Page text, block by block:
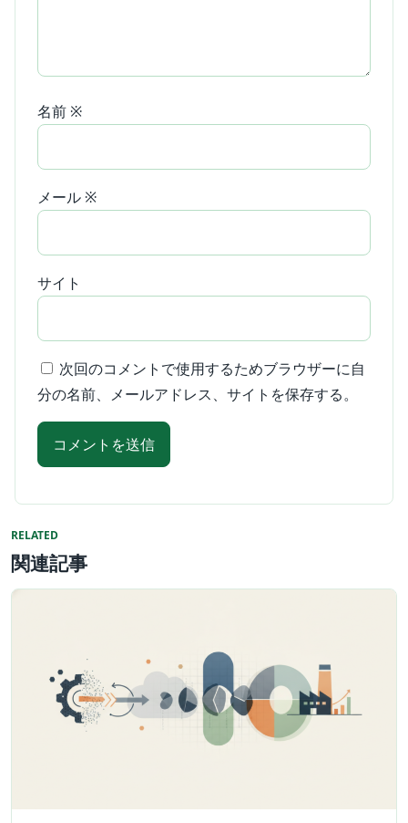
名前 ※
メール ※
サイト
次回のコメントで使用するためブラウザーに自
分の名前、メールアドレス、サイトを保存する。
RELATED
関連記事